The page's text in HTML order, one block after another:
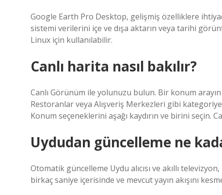
Google Earth Pro Desktop, gelişmiş özelliklere
sistemi verilerini içe ve dışa aktarın veya tarihi
Linux için kullanılabilir.
Canlı harita nasıl bakılır?
Canlı Görünüm ile yolunuzu bulun. Bir konum
Restoranlar veya Alışveriş Merkezleri gibi
Konum seçeneklerini aşağı kaydırın ve birini seçin.
Uydudan güncelleme ne
Otomatik güncelleme Uydu alıcısı ve akıllı
birkaç saniye içerisinde ve mevcut yayın akışını